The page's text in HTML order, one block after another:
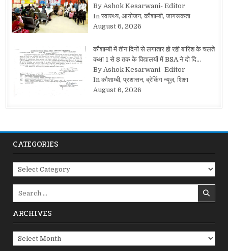
By Ashok Kesarwani- Editor
In स्वास्थ्य, आयोजन, कौशाम्बी, जागरूकता
August 6, 2026
कौशाम्बी में तीन दिनों से लगातार हो रही बारिश के चलते
कक्षा 1 से 8 तक के विद्यालयों में BSA ने दो दि…
By Ashok Kesarwani- Editor
In कौशाम्बी, प्रशासन, ब्रेकिंग न्यूज़, शिक्षा
August 6, 2026
CATEGORIES
Categories
ARCHIVES
Archives